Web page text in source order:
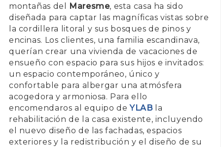
montañas del
Maresme, esta casa ha sido
diseñada para captar las magníficas vistas sobre
la cordillera litoral y sus bosques de pinos y
encinas. Los clientes, una familia escandinava,
querían crear una vivienda de vacaciones de
ensueño con espacio para sus hijos e invitados:
un espacio contemporáneo, único y
confortable para albergar una atmósfera
acogedora y armoniosa. Para ello
encomendaros al equipo deYLABla
rehabilitación de la casa existente, incluyendo
el nuevo diseño de las fachadas, espacios
exteriores y la redistribución y el diseño de su